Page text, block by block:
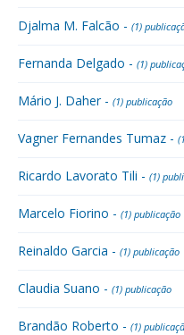
Djalma M. Falcão - (1)
Fernanda Delgado - (1)
Mário J. Daher - (1) publicação
Vagner Fernandes Tumaz -
Ricardo Lavorato Tili - (1)
Marcelo Fiorino - (1) publicação
Reinaldo Garcia - (1) publicação
Claudia Suano - (1) publicação
Brandão Roberto - (1)